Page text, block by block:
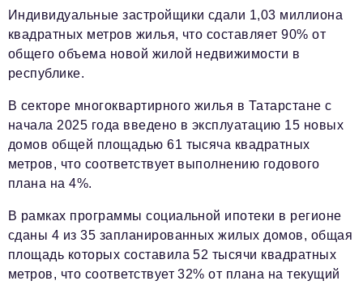
partner@business-magazine.online
Индивидуальные застройщики сдали 1,03 миллиона
квадратных метров жилья, что составляет 90% от
общего объема новой жилой недвижимости в
республике.
В секторе многоквартирного жилья в Татарстане с
начала 2025 года введено в эксплуатацию 15 новых
домов общей площадью 61 тысяча квадратных
метров, что соответствует выполнению годового
плана на 4%.
В рамках программы социальной ипотеки в регионе
сданы 4 из 35 запланированных жилых домов, общая
площадь которых составила 52 тысячи квадратных
метров, что соответствует 32% от плана на текущий